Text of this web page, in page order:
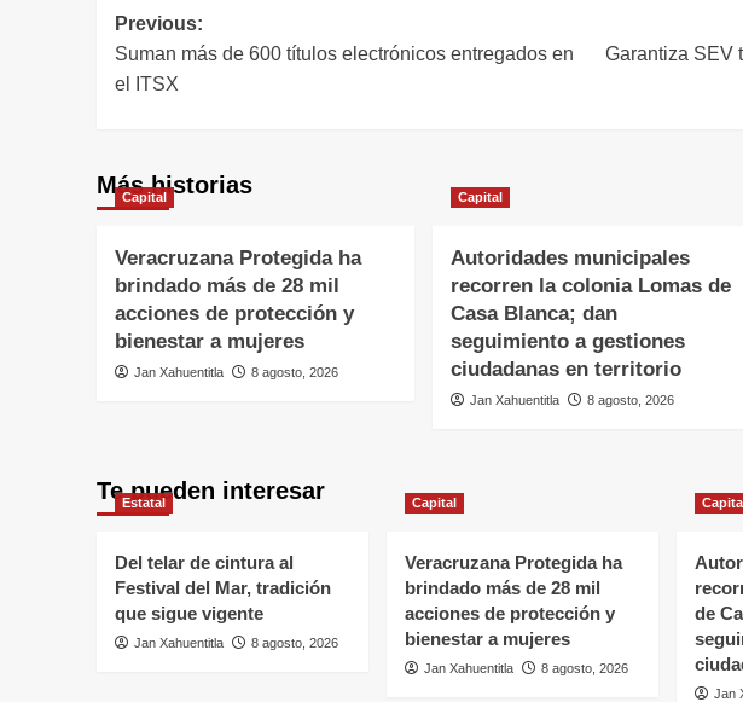
Previous:
Suman más de 600 títulos electrónicos entregados en
el ITSX
Garantiza SEV
Más historias
Capital
Veracruzana Protegida ha
brindado más de 28 mil
acciones de protección y
bienestar a mujeres
Jan Xahuentitla 8 agosto, 2026
Capital
Autoridades municipales
recorren la colonia Lomas de
Casa Blanca; dan
seguimiento a gestiones
ciudadanas en territorio
Jan Xahuentitla 8 agosto, 2026
Te pueden interesar
Estatal
Del telar de cintura al
Festival del Mar, tradición
que sigue vigente
Jan Xahuentitla 8 agosto, 2026
Capital
Veracruzana Protegida ha
brindado más de 28 mil
acciones de protección y
bienestar a mujeres
Jan Xahuentitla 8 agosto, 2026
de
Jan